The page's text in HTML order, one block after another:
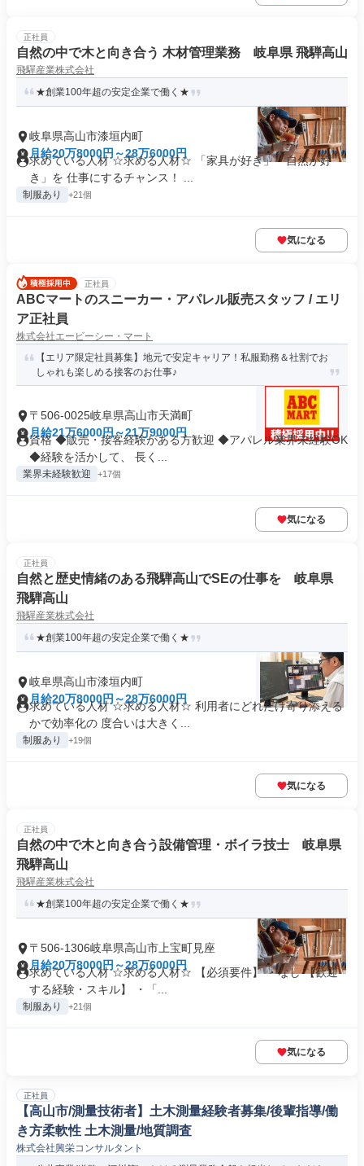
正社員
自然の中で木と向き合う 木材管理業務 岐阜県 飛騨高山
飛驒産業株式会社
★創業100年超の安定企業で働く★
岐阜県高山市漆垣内町
月給20万8000円～28万6000円
求めている人材 ☆求める人材☆ 「家具が好き」「自然が好
き」を 仕事にするチャンス！ ...
制服あり +21個
気になる
正社員
ABCマートのスニーカー・アパレル販売スタッフ / エリ
ア正社員
株式会社エービーシー・マート
【エリア限定社員募集】地元で安定キャリア！私服勤務＆社割でお
しゃれも楽しめる接客のお仕事♪
〒506-0025岐阜県高山市天満町
月給21万6000円～21万9000円
資格 ◆販売・接客経験がある方歓迎 ◆アパレル業界未経験OK
◆経験を活かして、 長く...
業界未経験歓迎 +17個
気になる
正社員
自然と歴史情緒のある飛騨高山でSEの仕事を 岐阜県
飛騨高山
飛驒産業株式会社
★創業100年超の安定企業で働く★
岐阜県高山市漆垣内町
月給20万8000円～28万6000円
求めている人材 ☆求める人材☆ 利用者にどれだけ寄り添える
かで効率化の 度合いは大きく...
制服あり +19個
気になる
正社員
自然の中で木と向き合う設備管理・ボイラ技士 岐阜県
飛騨高山
飛驒産業株式会社
★創業100年超の安定企業で働く★
〒506-1306岐阜県高山市上宝町見座
月給20万8000円～28万6000円
求めている人材 ☆求める人材☆ 【必須要件】 ・なし 【歓迎
する経験・スキル】 ・「...
制服あり +21個
気になる
正社員
【高山市/測量技術者】土木測量経験者募集/後輩指導/働
き方柔軟性 土木測量/地質調査
株式会社興栄コンサルタント